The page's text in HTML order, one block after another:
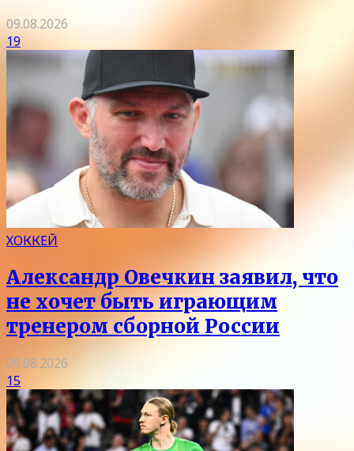
09.08.2026
19
ХОККЕЙ
Александр Овечкин заявил, что
не хочет быть играющим
тренером сборной России
09.08.2026
15